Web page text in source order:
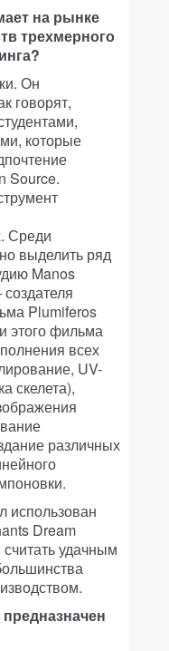
на рынке
трехмерного
Он
говорят,
которые
Source.
Среди
выделить ряд
Manos
Plumiferos
этого фильма
всех
UV-
скелета),
различных
использован
Dream
удачным